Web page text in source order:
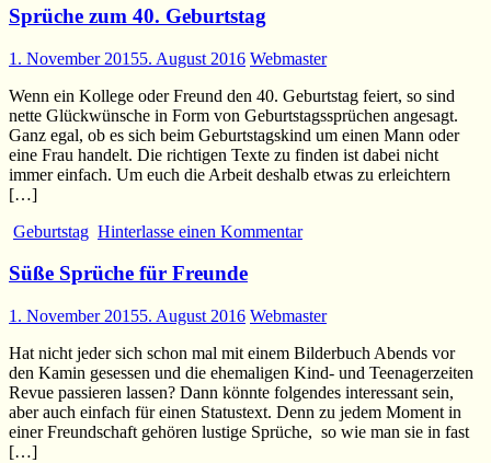
Sprüche zum 40. Geburtstag
1. November 20155. August 2016 Webmaster
Wenn ein Kollege oder Freund den 40. Geburtstag feiert, so sind
nette Glückwünsche in Form von Geburtstagssprüchen angesagt.
Ganz egal, ob es sich beim Geburtstagskind um einen Mann oder
eine Frau handelt. Die richtigen Texte zu finden ist dabei nicht
immer einfach. Um euch die Arbeit deshalb etwas zu erleichtern
[…]
Geburtstag Hinterlasse einen Kommentar
Süße Sprüche für Freunde
1. November 20155. August 2016 Webmaster
Hat nicht jeder sich schon mal mit einem Bilderbuch Abends vor
den Kamin gesessen und die ehemaligen Kind- und Teenagerzeiten
Revue passieren lassen? Dann könnte folgendes interessant sein,
aber auch einfach für einen Statustext. Denn zu jedem Moment in
einer Freundschaft gehören lustige Sprüche, so wie man sie in fast
[…]